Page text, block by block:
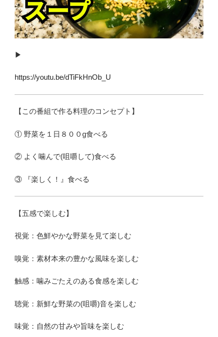
▶︎
https://youtu.be/dTiFkHnOb_U
【この番組で作る料理のコンセプト】
① 野菜を１日８００g食べる
② よく噛んで(咀嚼して)食べる
③ 『楽しく！』食べる
【五感で楽しむ】
視覚：色鮮やかな野菜を見て楽しむ
嗅覚：素材本来の豊かな風味を楽しむ
触感：噛みごたえのある食感を楽しむ
聴覚：新鮮な野菜の(咀嚼)音を楽しむ
味覚：自然の甘みや旨味を楽しむ